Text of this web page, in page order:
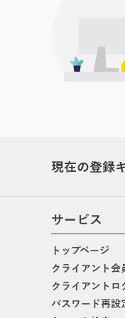
現在の登録
サービス
トップページ
クライアント会
クライアントロ
パスワード再設